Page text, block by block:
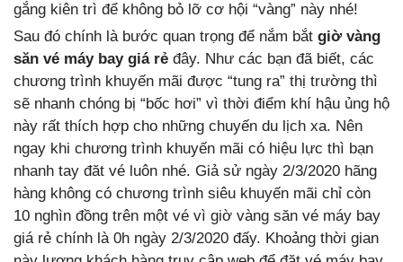
gắng kiên trì để không bỏ lỡ cơ hội “vàng” này nhé!
Sau đó chính là bước quan trọng để nắm bắt giờ vàng
săn vé máy bay giá rẻ đây. Như các bạn đã biết, các
chương trình khuyến mãi được “tung ra” thị trường thì
sẽ nhanh chóng bị “bốc hơi” vì thời điểm khí hậu ủng hộ
này rất thích hợp cho những chuyến du lịch xa. Nên
ngay khi chương trình khuyến mãi có hiệu lực thì bạn
nhanh tay đăt vé luôn nhé. Giả sử ngày 2/3/2020 hãng
hàng không có chương trình siêu khuyến mãi chỉ còn
10 nghìn đồng trên một vé vì giờ vàng săn vé máy bay
giá rẻ chính là 0h ngày 2/3/2020 đấy. Khoảng thời gian